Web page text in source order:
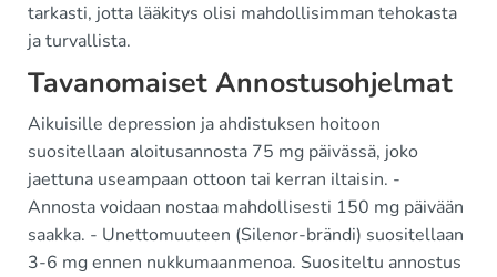
tarkasti, jotta lääkitys olisi mahdollisimman tehokasta
ja turvallista.
Tavanomaiset Annostusohjelmat
Aikuisille depression ja ahdistuksen hoitoon
suositellaan aloitusannosta 75 mg päivässä, joko
jaettuna useampaan ottoon tai kerran iltaisin. -
Annosta voidaan nostaa mahdollisesti 150 mg päivään
saakka. - Unettomuuteen (Silenor-brändi) suositellaan
3-6 mg ennen nukkumaanmenoa. Suositeltu annostus